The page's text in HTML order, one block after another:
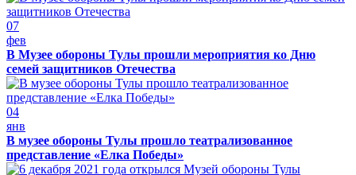
07
фев
В Музее обороны Тулы прошли мероприятия ко Дню
семей защитников Отечества
04
янв
В музее обороны Тулы прошло театрализованное
представление «Елка Победы»